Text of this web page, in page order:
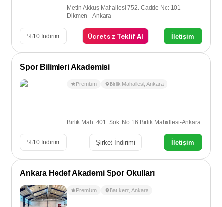
Metin Akkuş Mahallesi 752. Cadde No: 101
Dikmen - Ankara
%10 İndirim Ücretsiz Teklif Al İletişim
Spor Bilimleri Akademisi
Premium Birlik Mahallesi,Ankara
Birlik Mah. 401. Sok. No:16 Birlik Mahallesi-Ankara
%10 İndirim Şirket İndirimi İletişim
Ankara Hedef Akademi Spor Okulları
Premium Batıkent ,Ankara